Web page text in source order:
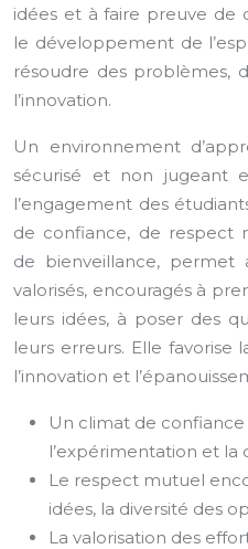
idées et à faire preuve de
le développement de
résoudre des problèmes,
l’innovation.
Un environnement
sécurisé et non jugeant
l’engagement des
de confiance, de respect
de bienveillance, permet
valorisés, encouragés à
leurs idées, à poser des
leurs erreurs. Elle favorise
l’innovation et
Un climat de confiance
l’expérimentation et la
Le respect mutuel
idées, la diversité des
La valorisation des